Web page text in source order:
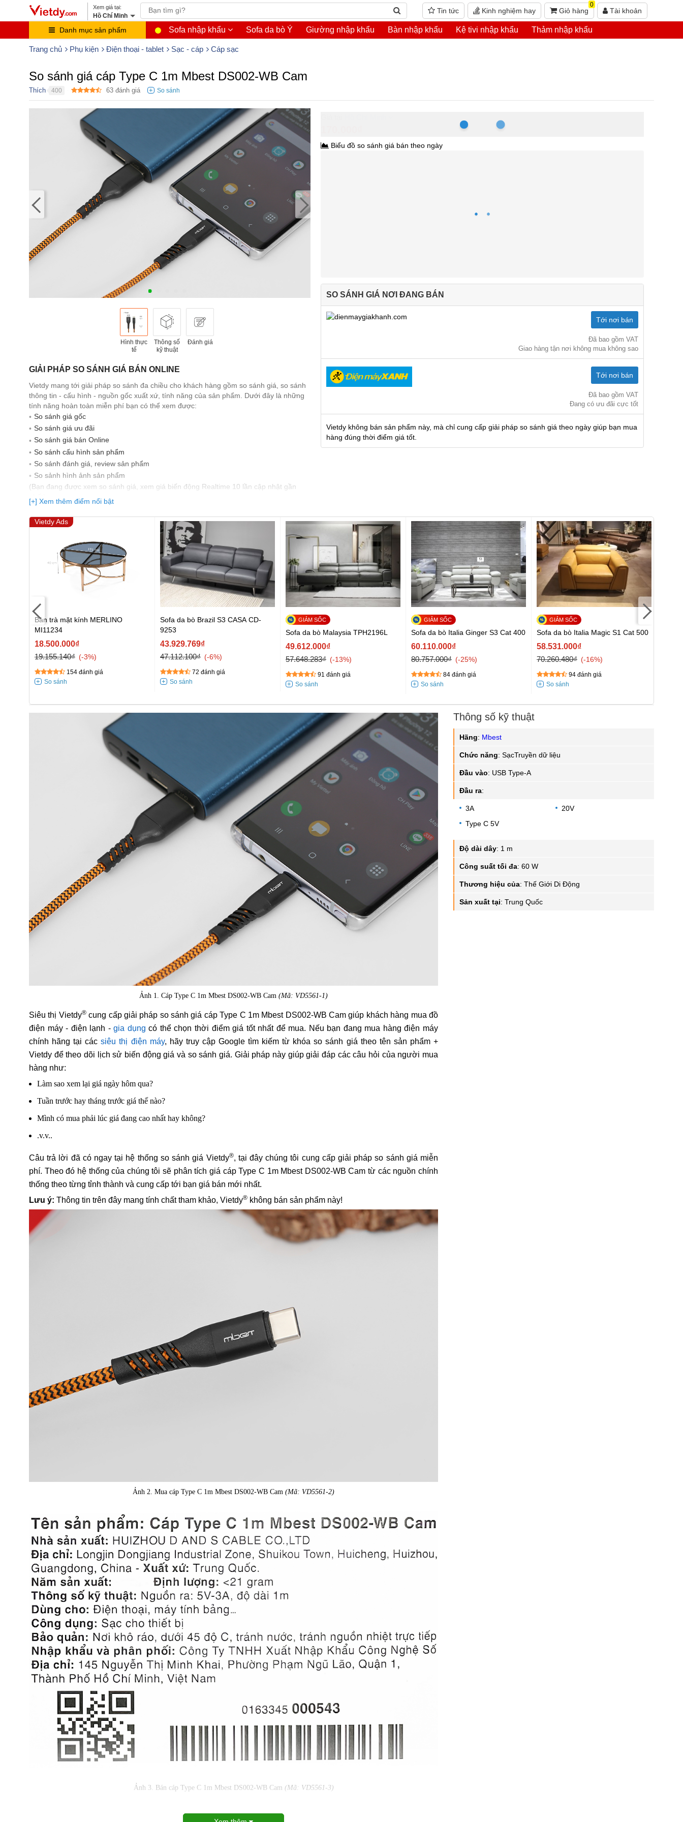
Hồ Chí Minh
Tin tức Kinh nghiệm hay Giỏ hàng
0
Tài khoản
Danh mục sản phẩm Sofa nhập khẩu Sofa da bò Ý Giường nhập khẩu Bàn nhập khẩu Kệ tivi nhập khẩu Thảm nhập khẩu
Trang chủ Phụ kiện Điện thoại - tablet Sạc - cáp Cáp sạc
So sánh giá cáp Type C 1m Mbest DS002-WB Cam
Thích 400 63 đánh giá
Hình thực
tế
Thông số
kỹ thuật
Đánh giá
GIẢI PHÁP SO SÁNH GIÁ BÁN ONLINE
Vietdy mang tới giải pháp so sánh đa chiều cho khách hàng gồm so sánh giá, so sánh
thông tin - cấu hình - nguồn gốc xuất xứ, tính năng của sản phẩm. Dưới đây là những
tính năng hoàn toàn miễn phí bạn có thể xem được:
So sánh giá gốc
So sánh giá ưu đãi
So sánh giá bán Online
So sánh cấu hình sản phẩm
So sánh đánh giá, review sản phẩm
So sảnh hình ảnh sản phẩm
(Bạn đang được xem so sánh giá, xem giá biến động Realtime 10 lần cập nhật gần
nhất)
[+] Xem thêm điểm nổi bật
Biểu đồ so sánh giá bán theo ngày
SO SÁNH GIÁ NƠI ĐANG BÁN
Tới nơi bán
Đã bao gồm VAT
Giao hàng tận nơi không mua không sao
Tới nơi bán
Đã bao gồm VAT
Đang có ưu đãi cực tốt
Vietdy không bán sản phẩm này, mà chỉ cung cấp giải pháp so sánh giá theo ngày giúp bạn mua
hàng đúng thời điểm giá tốt.
Vietdy Ads
Bàn trà mặt kính MERLINO
MI11234
18.500.000₫
19.155.140₫
-3%
154 đánh giá
Sofa da bò Brazil S3 CASA CD-
9253
43.929.769₫
47.112.100₫
-6%
72 đánh giá
Sofa da bò Malaysia TPH2196L
49.612.000₫
57.648.283₫
-13%
91 đánh giá
Sofa da bò Italia Ginger S3 Cat 400
60.110.000₫
80.757.000₫
-25%
84 đánh giá
Sofa da bò Italia Magic S1 Cat 500
58.531.000₫
70.260.480₫
-16%
94 đánh giá
Ảnh 1. Cáp Type C 1m Mbest DS002-WB Cam (Mã: VD5561-1)
Siêu thị Vietdy®cung cấp giải pháp so sánh giá cáp Type C 1m Mbest DS002-WB Cam giúp khách hàng mua đồ
điện máy - điện lạnh -gia dụng có thể chọn thời điểm giá tốt nhất để mua. Nếu bạn đang mua hàng điện máy
chính hãng tại cácsiêu thị điện máy, hãy truy cập Google tìm kiếm từ khóa so sánh giá theo tên sản phẩm +
Vietdy để theo dõi lịch sử biến động giá và so sánh giá. Giải pháp này giúp giải đáp các câu hỏi của người mua
hàng như:
Làm sao xem lại giá ngày hôm qua?
Tuần trước hay tháng trước giá thế nào?
Mình có mua phải lúc giá đang cao nhất hay không?
.v.v..
Câu trả lời đã có ngay tại hệ thống so sánh giá Vietdy®, tại đây chúng tôi cung cấp giải pháp so sánh giá miễn
phí. Theo đó hệ thống của chúng tôi sẽ phân tích giá cáp Type C 1m Mbest DS002-WB Cam từ các nguồn chính
thống theo từng tỉnh thành và cung cấp tới bạn giá bán mới nhất.
Lưu ý: Thông tin trên đây mang tính chất tham khảo, Vietdy® không bán sản phẩm này!
Ảnh 2. Mua cáp Type C 1m Mbest DS002-WB Cam (Mã: VD5561-2)
Ảnh 3. Bán cáp Type C 1m Mbest DS002-WB Cam (Mã: VD5561-3)
Thông số kỹ thuật
Hãng: Mbest
Chức năng: SạcTruyền dữ liệu
Đầu vào: USB Type-A
Đầu ra:
3A
20V
Type C 5V
Độ dài dây: 1 m
Công suất tối đa: 60 W
Thương hiệu của: Thế Giới Di Động
Sản xuất tại: Trung Quốc